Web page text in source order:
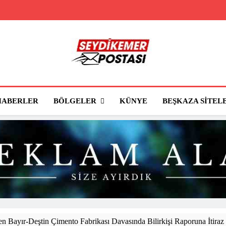
Seydikemer
BÖLGELER KÜNYE BEŞKAZA
Bayır-Deştin Çimento Fabrikası Davasında Bilirkişi Raporuna İtiraz